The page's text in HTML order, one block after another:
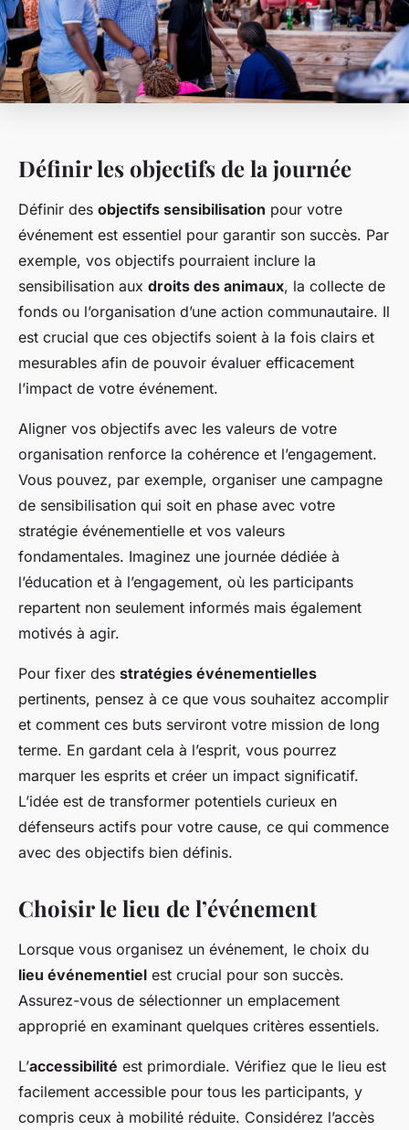
Définir les objectifs de la journée
Définir des objectifs sensibilisation pour votre
événement est essentiel pour garantir son succès. Par
exemple, vos objectifs pourraient inclure la
sensibilisation aux droits des animaux, la collecte de
fonds ou l’organisation d’une action communautaire. Il
est crucial que ces objectifs soient à la fois clairs et
mesurables afin de pouvoir évaluer efficacement
l’impact de votre événement.
Aligner vos objectifs avec les valeurs de votre
organisation renforce la cohérence et l’engagement.
Vous pouvez, par exemple, organiser une campagne
de sensibilisation qui soit en phase avec votre
stratégie événementielle et vos valeurs
fondamentales. Imaginez une journée dédiée à
l’éducation et à l’engagement, où les participants
repartent non seulement informés mais également
motivés à agir.
Pour fixer des stratégies événementielles
pertinents, pensez à ce que vous souhaitez accomplir
et comment ces buts serviront votre mission de long
terme. En gardant cela à l’esprit, vous pourrez
marquer les esprits et créer un impact significatif.
L’idée est de transformer potentiels curieux en
défenseurs actifs pour votre cause, ce qui commence
avec des objectifs bien définis.
Choisir le lieu de l’événement
Lorsque vous organisez un événement, le choix du
lieu événementiel est crucial pour son succès.
Assurez-vous de sélectionner un emplacement
approprié en examinant quelques critères essentiels.
L’accessibilité est primordiale. Vérifiez que le lieu est
facilement accessible pour tous les participants, y
compris ceux à mobilité réduite. Considérez l’accès